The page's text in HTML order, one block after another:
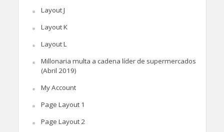
Layout J
Layout K
Layout L
Millonaria multa a cadena líder de supermercados
(Abril 2019)
My Account
Page Layout 1
Page Layout 2